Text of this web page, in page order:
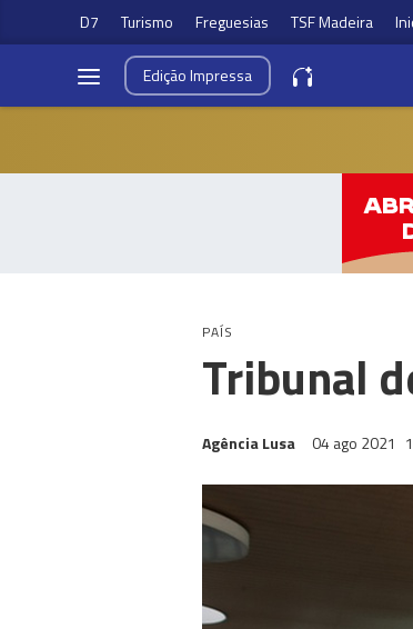
D7 Turismo Freguesias TSF Madeira
EdiçãoImpressa
PAÍS
Tribunal
Agência Lusa 04 ago 2021